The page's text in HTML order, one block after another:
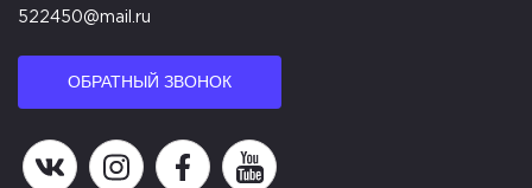
522450@mail.ru
ОБРАТНЫЙ ЗВОНОК
Наша группа в ВК
Наша страница в Instagram
Наша группа в Facebook
Наш канал на YouTube